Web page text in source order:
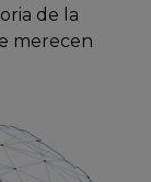
de la
merecen